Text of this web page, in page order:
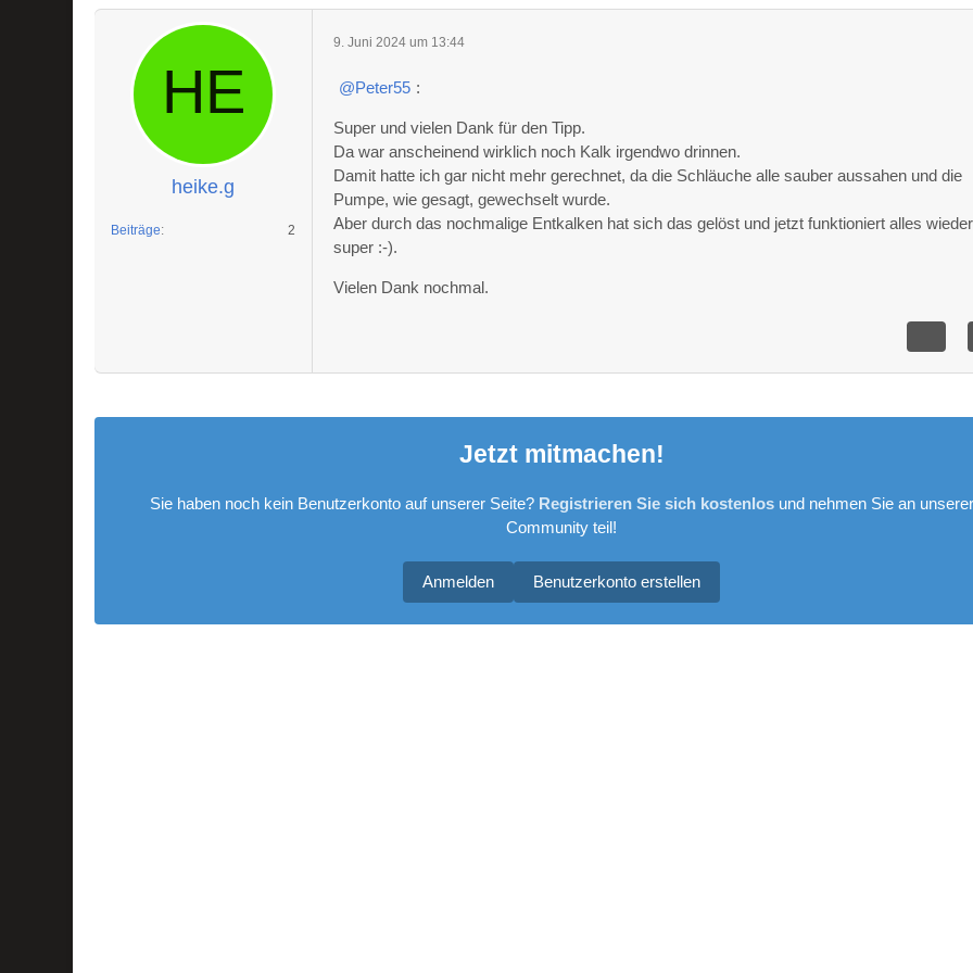
heike.g
Beiträge 2
9. Juni 2024 um 13:44
Peter55 :
Super und vielen Dank für den Tipp.
Da war anscheinend wirklich noch Kalk irgendwo drinnen.
Damit hatte ich gar nicht mehr gerechnet, da die Schläuche alle sauber aussahen und die
Pumpe, wie gesagt, gewechselt wurde.
Aber durch das nochmalige Entkalken hat sich das gelöst und jetzt funktioniert alles wieder
super :-).
Vielen Dank nochmal.
Jetzt mitmachen!
Sie haben noch kein Benutzerkonto auf unserer Seite? Registrieren Sie sich kostenlosund nehmen Sie an unserer
Community teil!
Benutzerkonto erstellen
Anmelden